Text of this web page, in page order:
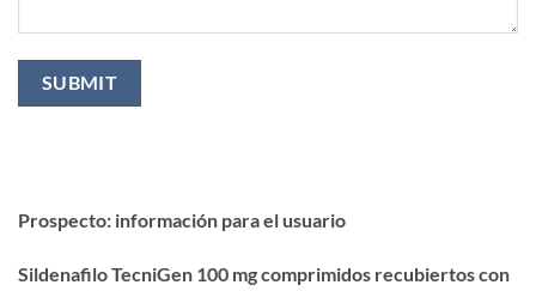
Prospecto: información para el usuario
Sildenafilo TecniGen 100 mg comprimidos recubiertos con